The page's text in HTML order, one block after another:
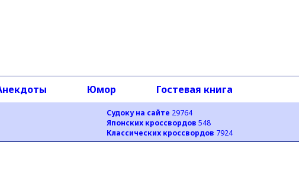
Судоку на сайте 29764
Японских кроссвордов 548
Классических кроссвордов 7924
Юмор Гостевая книга